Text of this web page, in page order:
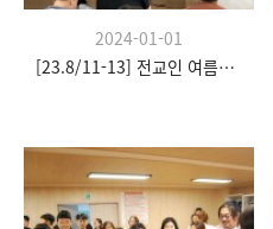
2024-01-01
[23.8/11-13] 전교인 여름수련회